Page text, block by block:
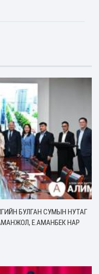
БУЛГАН СУМЫН НУТАГ
Е.АМАНБЕК НАР